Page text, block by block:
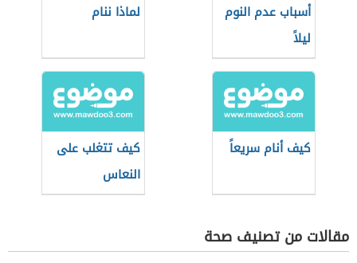
أسباب عدم النوم
ليلاً
لماذا ننام
كيف أنام سريعاً
كيف تتغلب على
النعاس
مقالات من تصنيف صحة